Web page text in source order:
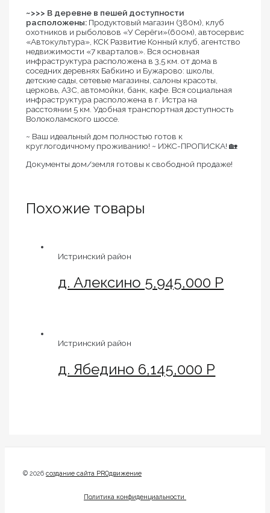
~>>> В деревне в пешей доступности
расположены: Продуктовый магазин (380м), клуб
охотников и рыболовов «У Серёги»(600м), автосервис
«Автокультура», КСК Развитие Конный клуб, агентство
недвижимости «7 кварталов». Вся основная
инфраструктура расположена в 3,5 км. от дома в
соседних деревнях Бабкино и Бужарово: школы,
детские сады, сетевые магазины, салоны красоты,
церковь, АЗС, автомойки, банк, кафе. Вся социальная
инфраструктура расположена в г. Истра на
расстоянии 5 км. Удобная транспортная доступность
Волоколамского шоссе.
~ Ваш идеальный дом полностью готов к
круглогодичному проживанию! ~ ИЖС-ПРОПИСКА! 🏡
Документы дом/земля готовы к свободной продаже!
Похожие товары
Истринский район
д. Алексино 5,945,000 Р
Истринский район
д. Ябедино 6,145,000 Р
© 2026 создание сайта PROдвижение
Политика конфиденциальности